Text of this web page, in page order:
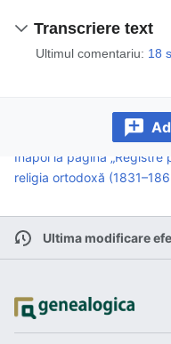
Transcriere text
Ultimul comentariu: 18
Înapoi la pagina
religia ortodoxă
Ultima modificare